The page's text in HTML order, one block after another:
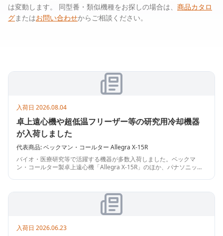
は変動します。 同型番・類似機種をお探しの場合は、 商品カタロ
グまたはお問い合わせからご相談ください。
入荷日 2026.08.04
卓上遠心機や超低温フリーザー等の研究用冷却機器
が入荷しました
代表商品:ベックマン・コールター Allegra X-15R
バイオ・医療研究等で活躍する機器が多数入荷しました。ベックマ
ン・コールター製卓上遠心機「Allegra X-15R」のほか、パナソニック
冷・冷凍設備が豊富なラインナップで揃っております。研究室や実験
用設備をお探しの機会にぜひご検討ください。
入荷日 2026.06.23